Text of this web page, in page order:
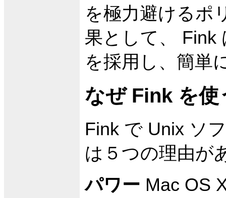
を極力避けるポ
果として、 Fink
を採用し、簡単
なぜ Fink を
Fink で Unix ソ
は５つの理由が
パワー Mac OS